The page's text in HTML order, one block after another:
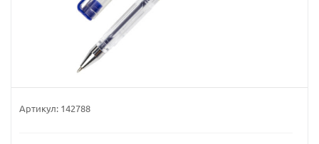
Артикул: 142788